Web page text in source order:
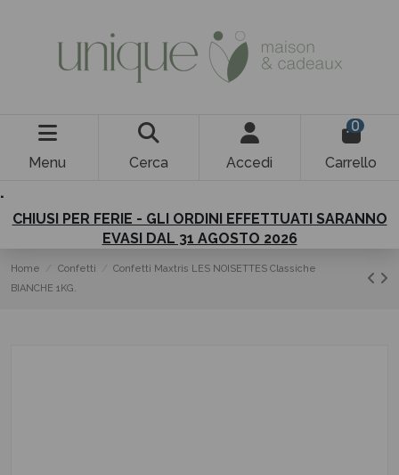
Menu Cerca Accedi
0
Carrello
.
CHIUSI PER FERIE - GLI ORDINI EFFETTUATI SARANNO
EVASI DAL 31 AGOSTO 2026
Home Confetti
Confetti Maxtris LES NOISETTES Classiche
BIANCHE 1KG.